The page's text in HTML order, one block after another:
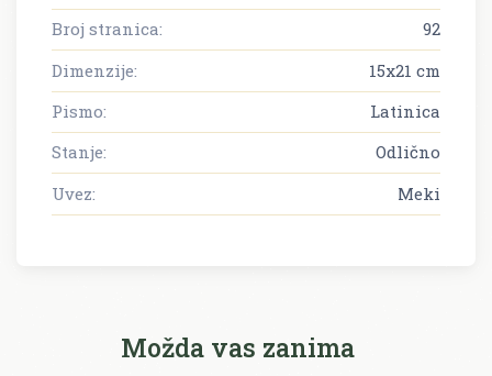
Broj stranica:
92
Dimenzije:
15x21 cm
Pismo:
Latinica
Stanje:
Odlično
Uvez:
Meki
Možda vas zanima